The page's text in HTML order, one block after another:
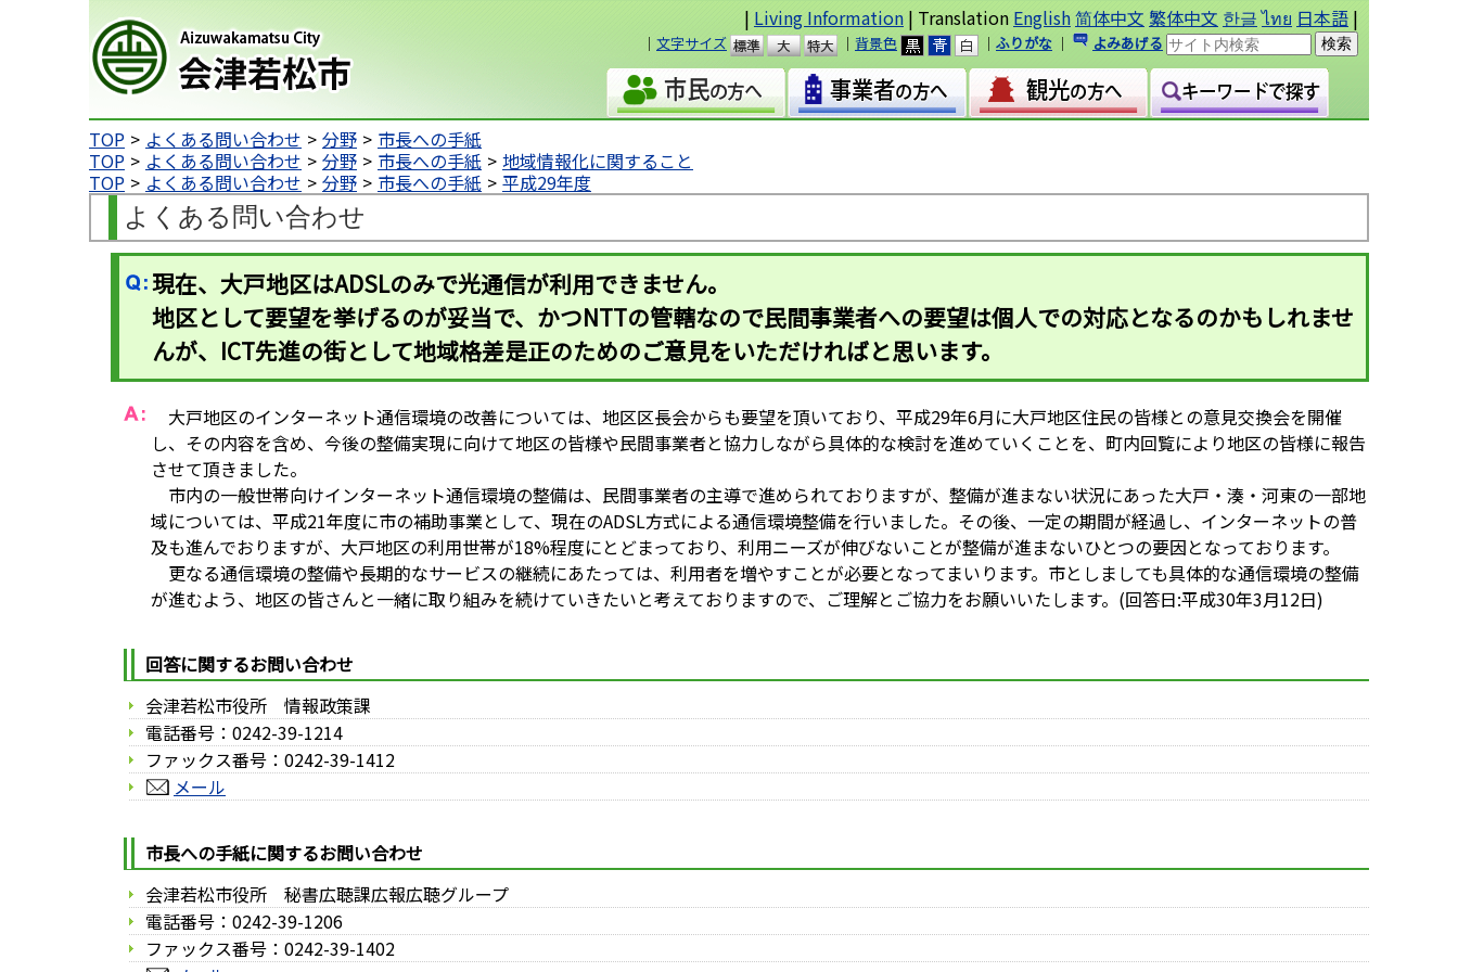
| Living Information | Translation English简体中文 繁体中文 한글 ไทย 日本語 |
｜ 文字サイズ
準
大
｜ 背景色 ｜ ふりがな ｜ よみあげる
会津若松市
TOP
よくある問い合わせ 分野
市長への手紙
TOP
よくある問い合わせ 分野 市長への手紙
地域情報化に関すること
TOP
よくある問い合わせ 分野 市長への手紙 平成29年度
よくある問い合わせ
現在、大戸地区はADSLのみで光通信が利用できません。
地区として要望を挙げるのが妥当で、かつNTTの管轄なので民間事業者への要望は個人での対応となるのかもしれませ
んが、ICT先進の街として地域格差是正のためのご意見をいただければと思います。
大戸地区のインターネット通信環境の改善については、地区区長会からも要望を頂いており、平成29年6月に大戸地区住民の皆様との意見交換会を開催
し、その内容を含め、今後の整備実現に向けて地区の皆様や民間事業者と協力しながら具体的な検討を進めていくことを、町内回覧により地区の皆様に報告
させて頂きました。
市内の一般世帯向けインターネット通信環境の整備は、民間事業者の主導で進められておりますが、整備が進まない状況にあった大戸・湊・河東の一部地
域については、平成21年度に市の補助事業として、現在のADSL方式による通信環境整備を行いました。その後、一定の期間が経過し、インターネットの普
及も進んでおりますが、大戸地区の利用世帯が18%程度にとどまっており、利用ニーズが伸びないことが整備が進まないひとつの要因となっております。
更なる通信環境の整備や長期的なサービスの継続にあたっては、利用者を増やすことが必要となってまいります。市としましても具体的な通信環境の整備
が進むよう、地区の皆さんと一緒に取り組みを続けていきたいと考えておりますので、ご理解とご協力をお願いいたします。(回答日:平成30年3月12日)
回答に関するお問い合わせ
会津若松市役所 情報政策課
電話番号：0242-39-1214
ファックス番号：0242-39-1412
メール
市長への手紙に関するお問い合わせ
会津若松市役所 秘書広聴課広報広聴グループ
電話番号：0242-39-1206
ファックス番号：0242-39-1402